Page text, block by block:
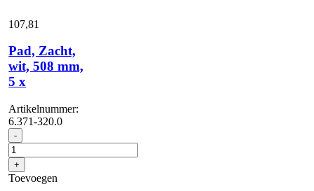
107,81
Pad, Zacht,
wit, 508 mm,
5 x
Artikelnummer:
6.371-320.0
- Pad,
Zacht,
wit,
508
mm,
+
Toevoegen